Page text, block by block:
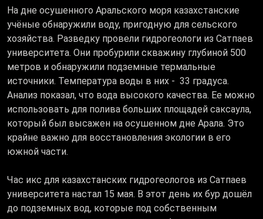
На дне осушенного Аральского моря казахстанские
учёные обнаружили воду, пригодную для сельского
хозяйства. Разведку провели гидрогеологи из Сатпаев
университета. Они пробурили скважину глубиной 500
метров и обнаружили подземные термальные
источники. Температура воды в них - 33 градуса.
Анализ показал, что вода высокого качества. Ее можно
использовать для полива больших площадей саксаула,
который был высажен на осушенном дне Арала. Это
крайне важно для восстановления экологии в его
южной части.
Час икс для казахстанских гидрогеологов из Сатпаев
университета настал 15 мая. В этот день их бур дошёл
до подземных вод, которые под собственным